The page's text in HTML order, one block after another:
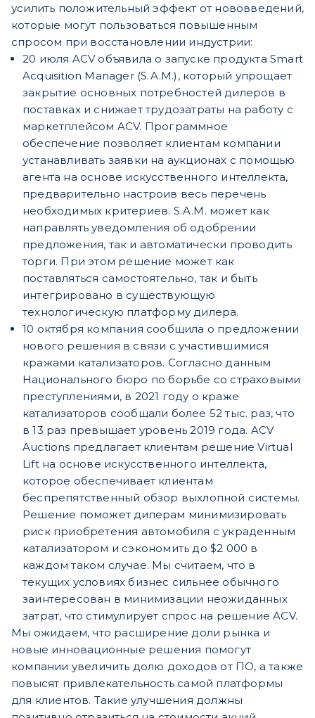
усилить положительный эффект от нововведений,
которые могут пользоваться повышенным
спросом при восстановлении индустрии:
20 июля ACV объявила о запуске продукта Smart
Acquisition Manager (S.A.M.), который упрощает
закрытие основных потребностей дилеров в
поставках и снижает трудозатраты на работу с
маркетплейсом ACV. Программное
обеспечение позволяет клиентам компании
устанавливать заявки на аукционах с помощью
агента на основе искусственного интеллекта,
предварительно настроив весь перечень
необходимых критериев. S.A.M. может как
направлять уведомления об одобрении
предложения, так и автоматически проводить
торги. При этом решение может как
поставляться самостоятельно, так и быть
интегрировано в существующую
технологическую платформу дилера.
10 октября компания сообщила о предложении
нового решения в связи с участившимися
кражами катализаторов. Согласно данным
Национального бюро по борьбе со страховыми
преступлениями, в 2021 году о краже
катализаторов сообщали более 52 тыс. раз, что
в 13 раз превышает уровень 2019 года. ACV
Auctions предлагает клиентам решение Virtual
Lift на основе искусственного интеллекта,
которое обеспечивает клиентам
беспрепятственный обзор выхлопной системы.
Решение поможет дилерам минимизировать
риск приобретения автомобиля с украденным
катализатором и сэкономить до $2 000 в
каждом таком случае. Мы считаем, что в
текущих условиях бизнес сильнее обычного
заинтересован в минимизации неожиданных
затрат, что стимулирует спрос на решение ACV.
Мы ожидаем, что расширение доли рынка и
новые инновационные решения помогут
компании увеличить долю доходов от ПО, а также
повысят привлекательность самой платформы
для клиентов. Такие улучшения должны